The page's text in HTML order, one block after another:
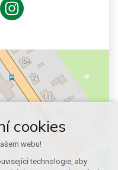
cookies
webu!
technologie, aby